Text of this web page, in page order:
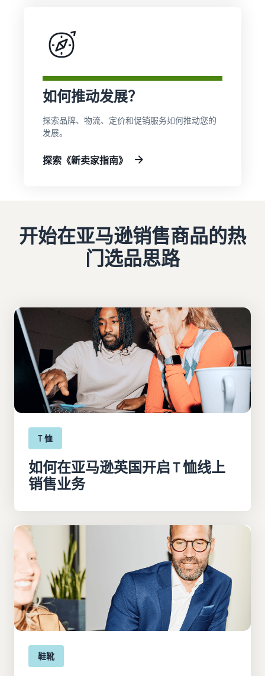
如何推动发展？
探索品牌、物流、定价和促销服务如何推动您的
发展。
探索《新卖家指南》
开始在亚马逊销售商品的热
门选品思路
T 恤
如何在亚马逊英国开启 T 恤线上
销售业务
鞋靴